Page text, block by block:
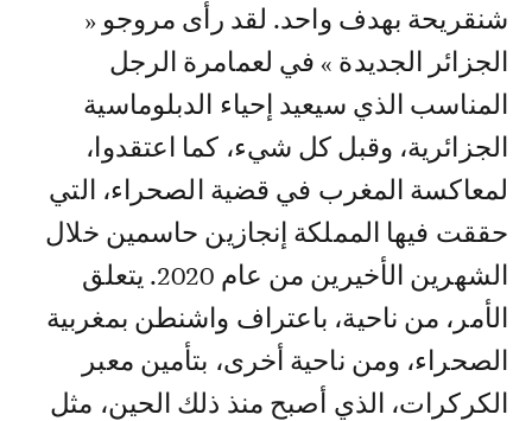
شنقريحة بهدف واحد. لقد رأى مروجو «
الجزائر الجديدة » في لعمامرة الرجل
المناسب الذي سيعيد إحياء الدبلوماسية
الجزائرية، وقبل كل شيء، كما اعتقدوا،
لمعاكسة المغرب في قضية الصحراء، التي
حققت فيها المملكة إنجازين حاسمين خلال
الشهرين الأخيرين من عام 2020. يتعلق
الأمر، من ناحية، باعتراف واشنطن بمغربية
الصحراء، ومن ناحية أخرى، بتأمين معبر
الكركرات، الذي أصبح منذ ذلك الحين، مثل